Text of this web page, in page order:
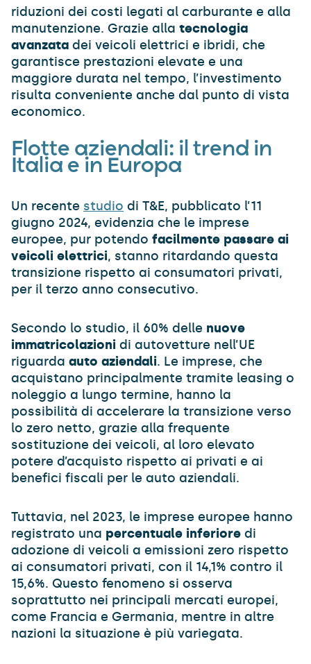
riduzioni dei costi legati al carburante e alla
manutenzione. Grazie alla tecnologia
avanzata dei veicoli elettrici e ibridi, che
garantisce prestazioni elevate e una
maggiore durata nel tempo, l’investimento
risulta conveniente anche dal punto di vista
economico.
Flotte aziendali: il trend in
Italia e in Europa
Un recente studio di T&E, pubblicato l’11
giugno 2024, evidenzia che le imprese
europee, pur potendo facilmente passare ai
veicoli elettrici, stanno ritardando questa
transizione rispetto ai consumatori privati,
per il terzo anno consecutivo.
Secondo lo studio, il 60% delle nuove
immatricolazioni di autovetture nell’UE
riguarda auto aziendali. Le imprese, che
acquistano principalmente tramite leasing o
noleggio a lungo termine, hanno la
possibilità di accelerare la transizione verso
lo zero netto, grazie alla frequente
sostituzione dei veicoli, al loro elevato
potere d’acquisto rispetto ai privati e ai
benefici fiscali per le auto aziendali.
Tuttavia, nel 2023, le imprese europee hanno
registrato una percentuale inferiore di
adozione di veicoli a emissioni zero rispetto
ai consumatori privati, con il 14,1% contro il
15,6%. Questo fenomeno si osserva
soprattutto nei principali mercati europei,
come Francia e Germania, mentre in altre
nazioni la situazione è più variegata.